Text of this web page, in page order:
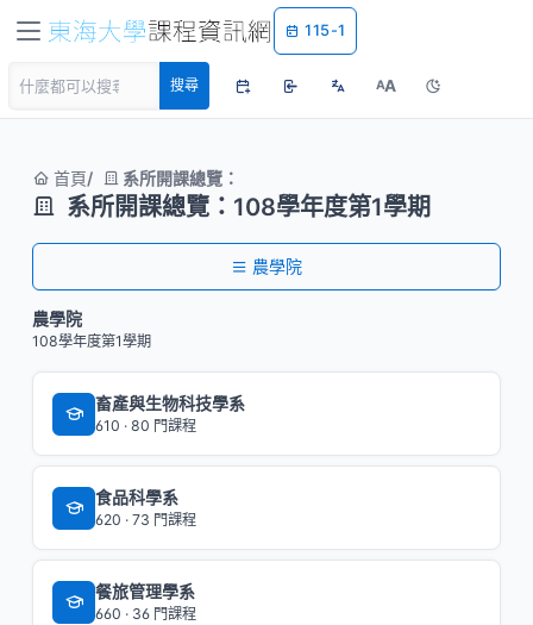
115-1
搜尋 AA
首頁 系所開課總覽：
系所開課總覽：108學年度第1學期
農學院
農學院
108學年度第1學期
畜產與生物科技學系
610 · 80 門課程
食品科學系
620 · 73 門課程
餐旅管理學系
660 · 36 門課程